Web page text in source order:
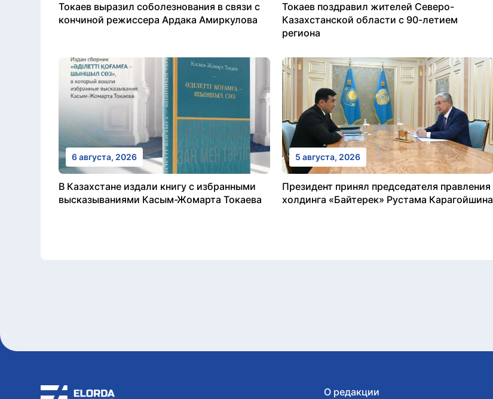
Токаев выразил соболезнования в связи с
кончиной режиссера Ардака Амиркулова
Токаев поздравил жителей Северо-
Казахстанской области с 90-летием
региона
6 августа, 2026
В Казахстане издали книгу с избранными
высказываниями Касым-Жомарта Токаева
5 августа, 2026
Президент принял председателя правления
холдинга «Байтерек» Рустама Карагойшина
О редакции